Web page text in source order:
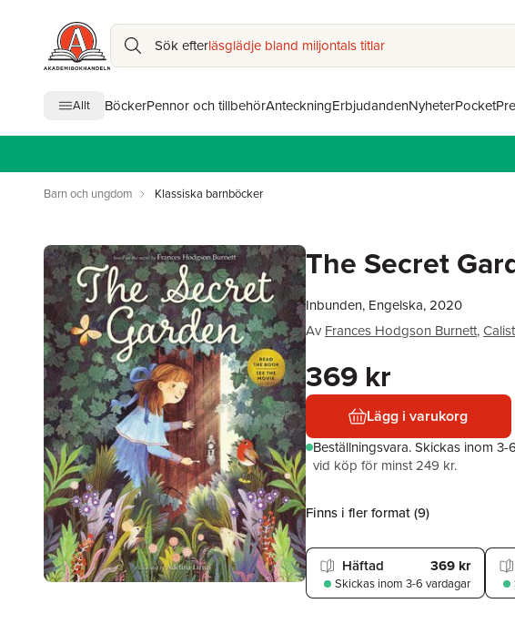
Sök efterläsglädje bland miljontals titlar
Allt BöckerPennor och tillbehörAnteckningErbjudandenNyheterPocket
Barn och ungdom Klassiska barnböcker
The Secret
Inbunden, Engelska, 2020
Av Frances Hodgson Burnett,
369 kr
Lägg i varukorg
Beställningsvara.Skickas inom 3-
vid köp för minst 249 kr.
Finns i fler format (9)
Häftad 369 kr
Skickas inom 3-6 vardagar